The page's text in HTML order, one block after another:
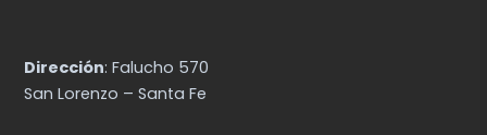
Dirección: Falucho 570
San Lorenzo – Santa Fe